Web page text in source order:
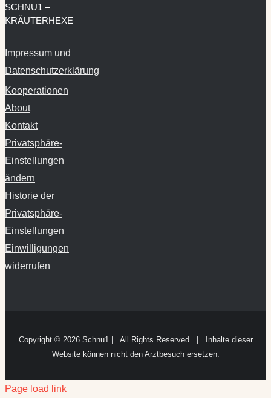
SCHNU1 –
KRÄUTERHEXE
Impressum und
Datenschutzerklärung
Kooperationen
About
Kontakt
Privatsphäre-
Einstellungen
ändern
Historie der
Privatsphäre-
Einstellungen
Einwilligungen
widerrufen
Copyright © 2026 Schnu1 | All Rights Reserved | Inhalte dieser
Website können nicht den Arztbesuch ersetzen.
Page load link